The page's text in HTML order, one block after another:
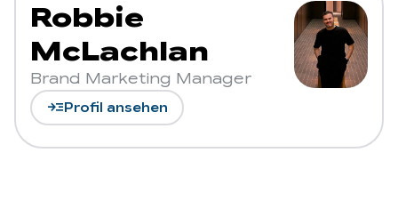
Robbie
McLachlan
Brand Marketing Manager
read_moreProfil ansehen